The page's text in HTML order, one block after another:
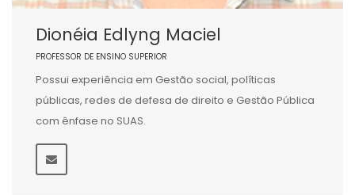
Dionéia Edlyng Maciel
PROFESSOR DE ENSINO SUPERIOR
Possui experiência em Gestão social, políticas
públicas, redes de defesa de direito e Gestão Pública
com ênfase no SUAS.